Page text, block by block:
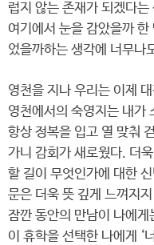
럽지 않는 존재가 되겠다는
여기에서 눈을 감았을까
었을까하는 생각에 너무나
영천을 지나 우리는 이제
영천에서의 숙영지는 내가
항상 정복을 입고 열 맞춰
가니 감회가 새로웠다. 더
할 길이 무엇인가에 대한
문은 더욱 뜻 깊게 느껴지
잠깐 동안의 만남이 나에
이 휴학을 선택한 나에게 ‘